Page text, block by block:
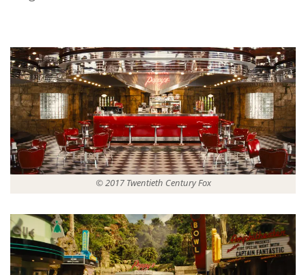
© 2017 Twentieth Century Fox